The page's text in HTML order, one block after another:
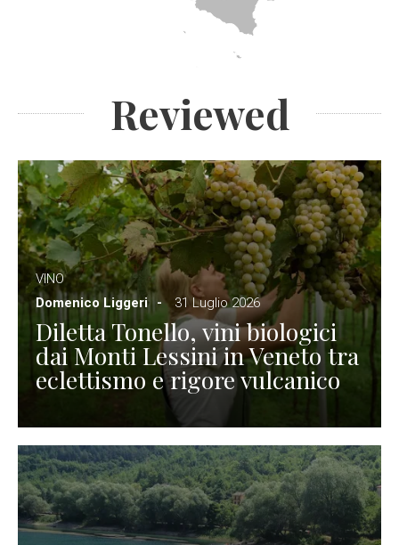
Reviewed
VINO
Domenico Liggeri
31 Luglio 2026
Diletta Tonello, vini biologici
dai Monti Lessini in Veneto tra
eclettismo e rigore vulcanico